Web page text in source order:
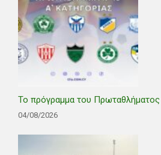
Το πρόγραμμα του
04/08/2026